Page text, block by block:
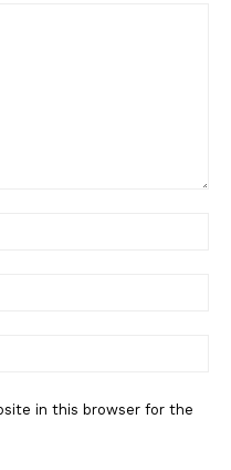
in this browser for the